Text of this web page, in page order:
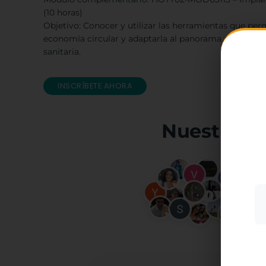
a
su
(10 horas)
Objetivo: Conocer y utilizar las herramientas que
economía circular y adaptarla al panorama actual
sanitaria.
INSCRÍBETE AHORA
Nuestra